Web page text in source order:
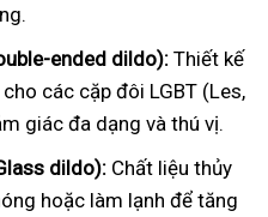
ended dildo):Thiết kế
các cặp đôi LGBT (Les,
giác đa dạng và thú vị.
dildo): Chất liệu thủy
hoặc làm lạnh để tăng